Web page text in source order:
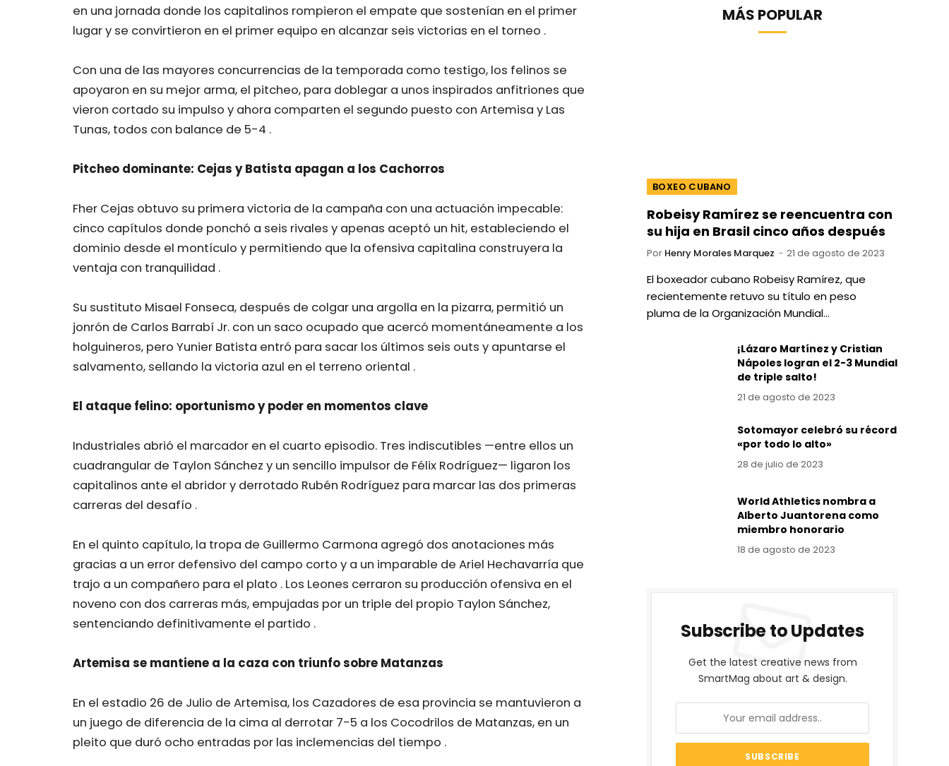
en una jornada donde los capitalinos rompieron el empate que sostenían en el primer
lugar y se convirtieron en el primer equipo en alcanzar seis victorias en el torneo .
Con una de las mayores concurrencias de la temporada como testigo, los felinos se
apoyaron en su mejor arma, el pitcheo, para doblegar a unos inspirados anfitriones que
vieron cortado su impulso y ahora comparten el segundo puesto con Artemisa y Las
Tunas, todos con balance de 5-4 .
Pitcheo dominante: Cejas y Batista apagan a los Cachorros
Fher Cejas obtuvo su primera victoria de la campaña con una actuación impecable:
cinco capítulos donde ponchó a seis rivales y apenas aceptó un hit, estableciendo el
dominio desde el montículo y permitiendo que la ofensiva capitalina construyera la
ventaja con tranquilidad .
Su sustituto Misael Fonseca, después de colgar una argolla en la pizarra, permitió un
jonrón de Carlos Barrabí Jr. con un saco ocupado que acercó momentáneamente a los
holguineros, pero Yunier Batista entró para sacar los últimos seis outs y apuntarse el
salvamento, sellando la victoria azul en el terreno oriental .
El ataque felino: oportunismo y poder en momentos clave
Industriales abrió el marcador en el cuarto episodio. Tres indiscutibles —entre ellos un
cuadrangular de Taylon Sánchez y un sencillo impulsor de Félix Rodríguez— ligaron los
capitalinos ante el abridor y derrotado Rubén Rodríguez para marcar las dos primeras
carreras del desafío .
En el quinto capítulo, la tropa de Guillermo Carmona agregó dos anotaciones más
gracias a un error defensivo del campo corto y a un imparable de Ariel Hechavarría que
trajo a un compañero para el plato . Los Leones cerraron su producción ofensiva en el
noveno con dos carreras más, empujadas por un triple del propio Taylon Sánchez,
sentenciando definitivamente el partido .
Artemisa se mantiene a la caza con triunfo sobre Matanzas
En el estadio 26 de Julio de Artemisa, los Cazadores de esa provincia se mantuvieron a
un juego de diferencia de la cima al derrotar 7-5 a los Cocodrilos de Matanzas, en un
pleito que duró ocho entradas por las inclemencias del tiempo .
MÁS POPULAR
BOXEO CUBANO
Robeisy Ramírez se reencuentra con
su hija en Brasil cinco años después
Por Henry Morales Marquez 21 de agosto de 2023
El boxeador cubano Robeisy Ramírez, que
recientemente retuvo su título en peso
pluma de la Organización Mundial…
¡Lázaro Martínez y Cristian
Nápoles logran el 2-3 Mundial
de triple salto!
21 de agosto de 2023
Sotomayor celebró su récord
«por todo lo alto»
28 de julio de 2023
World Athletics nombra a
Alberto Juantorena como
miembro honorario
18 de agosto de 2023
Subscribe to Updates
Get the latest creative news from
SmartMag about art & design.